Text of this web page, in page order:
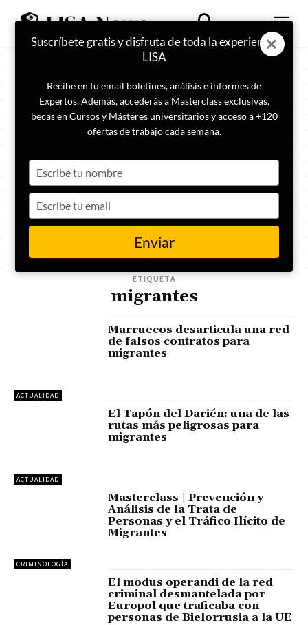
ETIQUETA
migrantes
ACTUALIDAD
Marruecos desarticula una red
de falsos contratos para
migrantes
ACTUALIDAD
El Tapón del Darién: una de las
rutas más peligrosas para
migrantes
CRIMINOLOGÍA
Masterclass | Prevención y
Análisis de la Trata de
Personas y el Tráfico Ilícito de
Migrantes
El modus operandi de la red
criminal desmantelada por
Europol que traficaba con
personas de Bielorrusia a la UE
Suscríbete gratis y disfruta de toda la experiencia
LISA
Recibe en tu email boletines, análisis e informes de
Expertos. Además, accederás a Masterclass exclusivas,
becas en Cursos y Másteres universitarios y acceso a +120
ofertas de trabajo cada semana.
your
name
your
email
Enviar